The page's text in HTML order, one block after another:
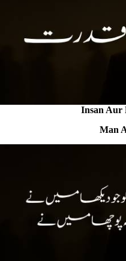
Insan Aur
Man